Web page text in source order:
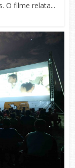
O filme relata...